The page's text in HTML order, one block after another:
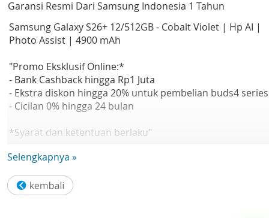
Garansi Resmi Dari Samsung Indonesia 1 Tahun
Samsung Galaxy S26+ 12/512GB - Cobalt Violet | Hp AI |
Photo Assist | 4900 mAh
"Promo Eksklusif Online:*
- Bank Cashback hingga Rp1 Juta
- Ekstra diskon hingga 20% untuk pembelian buds4 series
- Cicilan 0% hingga 24 bulan
*Syarat dan ketentuan berlaku"
"Samsung Galaxy S26+: Smartphone dengan desain yang
fitur galaxy AI yang praktis.
Selengkapnya »